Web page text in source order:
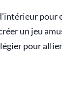
pour
un jeu
pour